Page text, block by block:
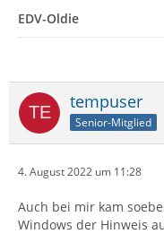
EDV-Oldie
tempuser
Senior-Mitglied
4. August 2022 um 11:28
Auch bei mir kam
Windows der Hinweis